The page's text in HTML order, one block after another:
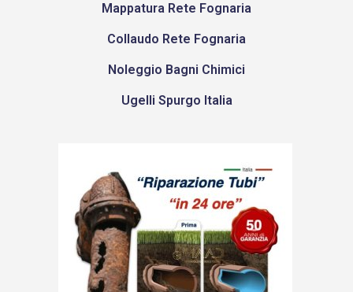
Mappatura Rete Fognaria
Collaudo Rete Fognaria
Noleggio Bagni Chimici
Ugelli Spurgo Italia